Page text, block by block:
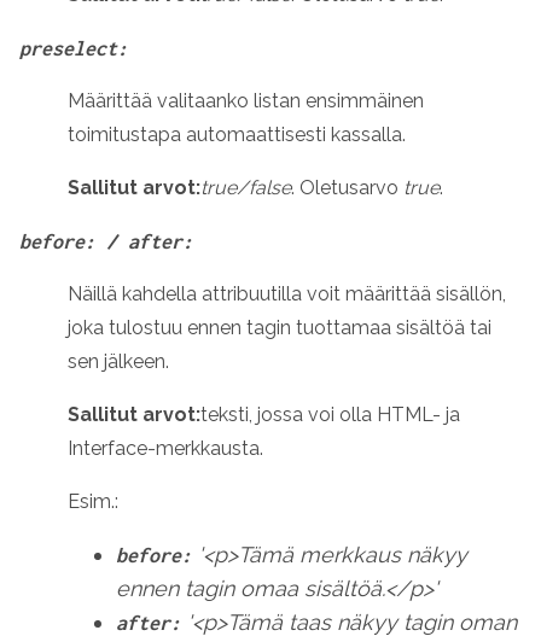
preselect:
Määrittää valitaanko listan ensimmäinen
toimitustapa automaattisesti kassalla.
Sallitut arvot:true/false. Oletusarvo true.
before: / after:
Näillä kahdella attribuutilla voit määrittää sisällön,
joka tulostuu ennen tagin tuottamaa sisältöä tai
sen jälkeen.
Sallitut arvot:teksti, jossa voi olla HTML- ja
Interface-merkkausta.
Esim.:
before: '<p>Tämä merkkaus näkyy
ennen tagin omaa sisältöä.</p>'
after: '<p>Tämä taas näkyy tagin oman